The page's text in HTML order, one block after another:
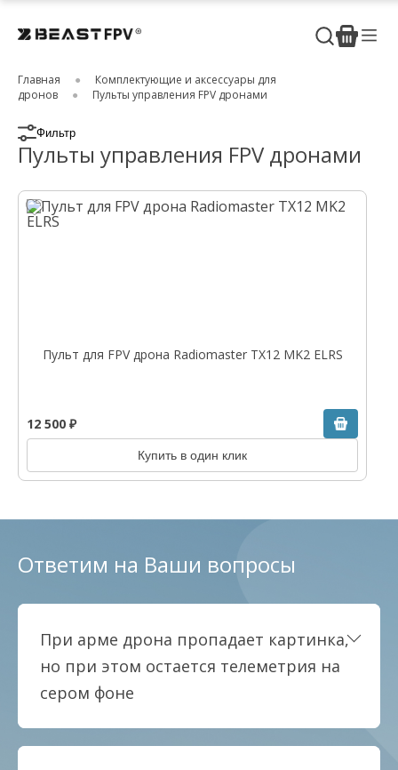
Главная
Комплектующие и аксессуары для
дронов
Пульты управления FPV дронами
Фильтр
Пульты управления FPV дронами
Пульт для FPV дрона Radiomaster TX12 MK2 ELRS
12 500 ₽
Купить в один клик
Ответим на Ваши вопросы
При арме дрона пропадает картинка,
но при этом остается телеметрия на
сером фоне